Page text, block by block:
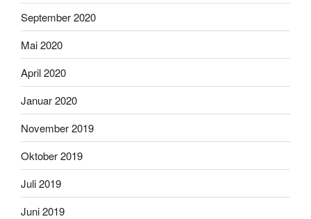
September 2020
Mai 2020
April 2020
Januar 2020
November 2019
Oktober 2019
Juli 2019
Juni 2019